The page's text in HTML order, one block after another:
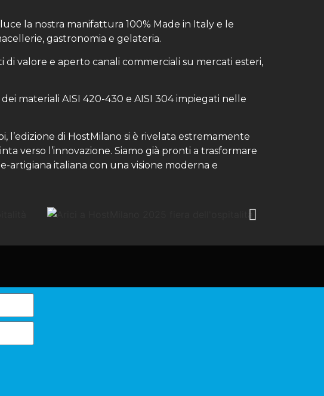
la nostra manifattura 100% Made in Italy e le
gastronomia e gelateria.
valore e aperto canali commerciali su mercati esteri,
materiali AISI 420-430 e AISI 304 impiegati nelle
l’edizione di HostMilano si è rivelata estremamente
verso l’innovazione. Siamo già pronti a trasformare
italiana con una visione moderna e